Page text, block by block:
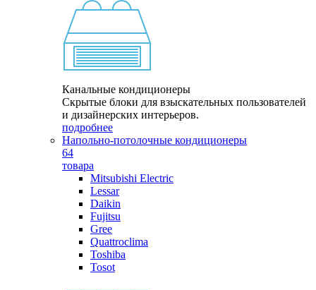
Канальные кондиционеры
Скрытые блоки для взыскательных пользователей
и дизайнерских интерьеров.
подробнее
Напольно-потолочные кондиционеры
64
товара
Mitsubishi Electric
Lessar
Daikin
Fujitsu
Gree
Quattroclima
Toshiba
Tosot